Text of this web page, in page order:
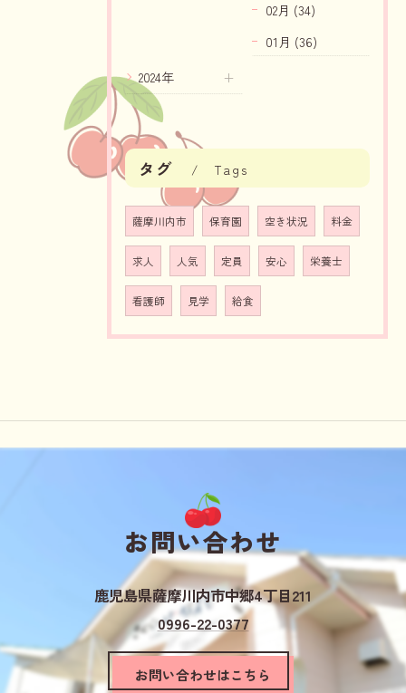
02月 (34)
01月 (36)
2024年
タグ Tags
薩摩川内市 保育園 空き状況 料金
求人 人気 定員 安心 栄養士
看護師 見学 給食
お問い合わせ
鹿児島県薩摩川内市中郷4丁目211
0996-22-0377
お問い合わせはこちら